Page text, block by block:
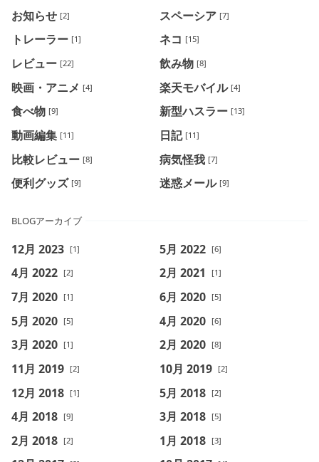
お知らせ [2] スペーシア [7]
トレーラー [1] ネコ [15]
レビュー [22] 飲み物 [8]
映画・アニメ [4] 楽天モバイル [4]
食べ物 [9] 新型ハスラー [13]
動画編集 [11] 日記 [11]
比較レビュー [8] 病気怪我 [7]
便利グッズ [9] 迷惑メール [9]
BLOGアーカイブ
12月 2023 [1] 5月 2022 [6]
4月 2022 [2] 2月 2021 [1]
7月 2020 [1] 6月 2020 [5]
5月 2020 [5] 4月 2020 [6]
3月 2020 [1] 2月 2020 [8]
11月 2019 [2] 10月 2019 [2]
12月 2018 [1] 5月 2018 [2]
4月 2018 [9] 3月 2018 [5]
2月 2018 [2] 1月 2018 [3]